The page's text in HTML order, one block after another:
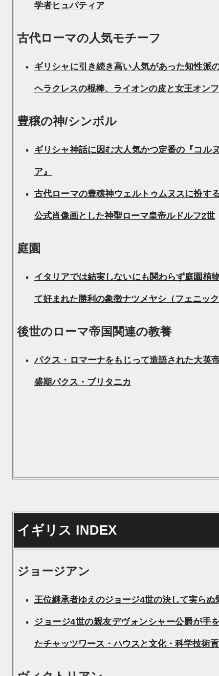
学者ヒュパティア
古代ローマの人気モチーフ
ギリシャに引き続き高い人気があった知性派
ヘラクレスの棍棒、ライオンの皮と女王オン
豊穣の神/シンボル
ギリシャ神話に因む大人気かつ定番の『コル
ア』
古代ローマの豊穣神ウェルトゥムヌスに扮す
公式肖像画とした神聖ローマ皇帝ルドルフ2世
庭園
イタリアでは結実しないにも関わらず庭園植
て好まれた勝利の象徴ナツメヤシ（フェニッ
後世のローマ帝国関連の教養
パクス・ロマーナをもじって造語された大英
盛期パクス・ブリタニカ
イギリス INDEX
ジョージアン
王位継承者ゆえのジョージ4世の決して実らぬ
ジョージ4世の親友デヴォンシャー公爵が手
たチャッツワース・ハウスと文化・科学技術